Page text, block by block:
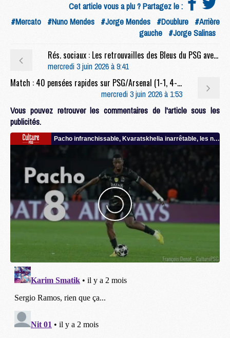
Cet article vous a plu ? Partagez le :
#Mercato #Nuno Mendes #Jorge Mendes #Doublure #Arrière
gauche #Jorge Salinas
Rés. sociaux : Les retrouvailles des Bleus du PSG avec Deschamps et Mbappé
mercredi 3 juin 2026 à 9:41
Match : 40 pensées rapides sur PSG/Arsenal (1-1, 4-3 t.a.b.)
mercredi 3 juin 2026 à 1:53
Vous pouvez retrouver les commentaires de l'article sous les
publicités.